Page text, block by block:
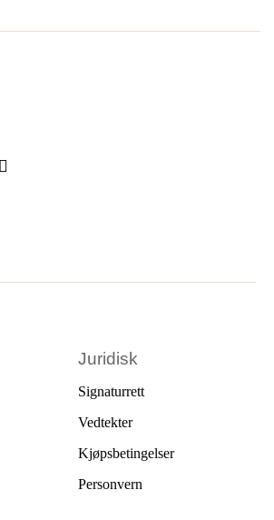
Juridisk
Signaturrett
Vedtekter
Kjøpsbetingelser
Personvern